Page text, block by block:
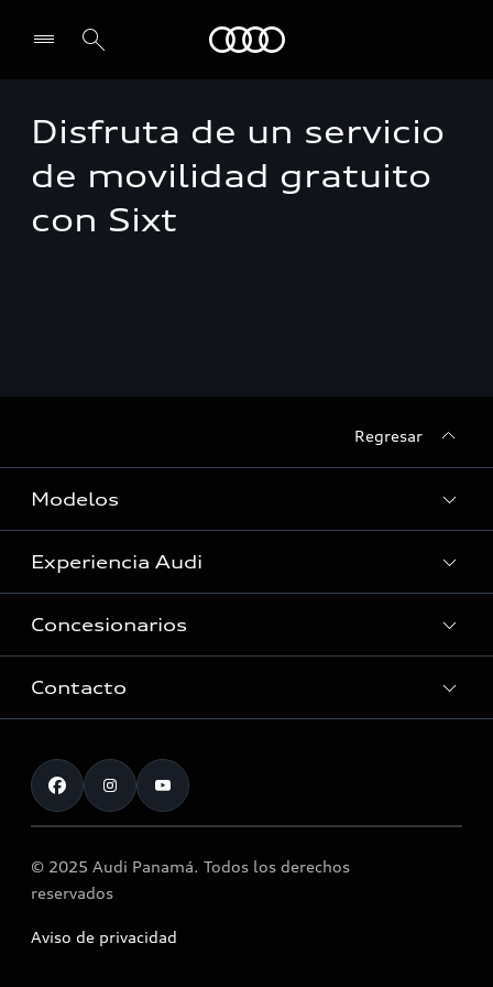
Select dealer
Disfruta de un servicio
de movilidad gratuito
con Sixt
Regresar
Modelos
Ver Modelos
Experiencia Audi
Historia
Innovación Audi
Tecnologia quattro®
Audi Motorsport
Noticias
Concesionarios
Servicio Post Venta
Llamado a revisión airbag Takata
Contacto
Atención al cliente
© 2025 Audi Panamá. Todos los derechos
reservados
Aviso de privacidad